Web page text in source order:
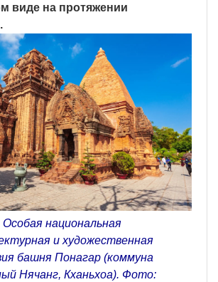
виде на протяжении
Особая национальная
и художественная
башня Понагар (коммуна
Нячанг, Кханьхоа). Фото: